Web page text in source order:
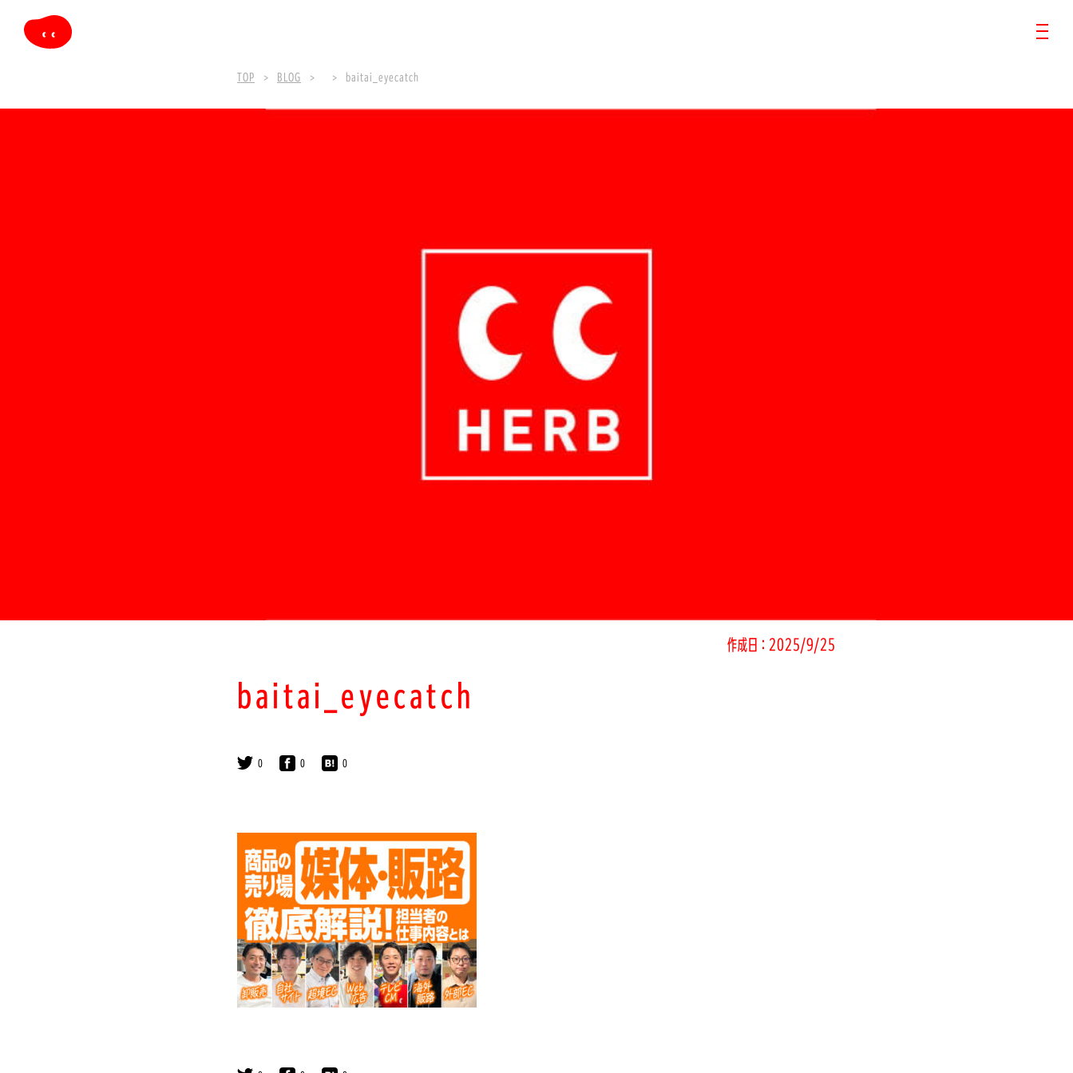
TOP BLOG baitai_eyecatch
作成日：2025/9/25
baitai_eyecatch
0 0 0